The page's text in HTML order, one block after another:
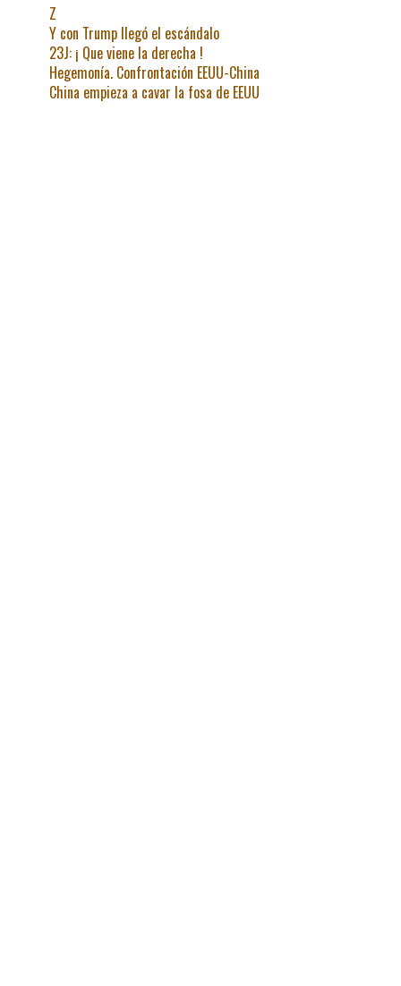
Z
Y con Trump llegó el escándalo
23J: ¡ Que viene la derecha !
Hegemonía. Confrontación EEUU-China
China empieza a cavar la fosa de EEUU